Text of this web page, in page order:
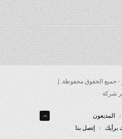
مصر - جميع الحقوق محفوظة. |
شركة
المذيعون
برأيك إتصل بنا